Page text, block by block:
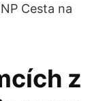
Cesta na
z